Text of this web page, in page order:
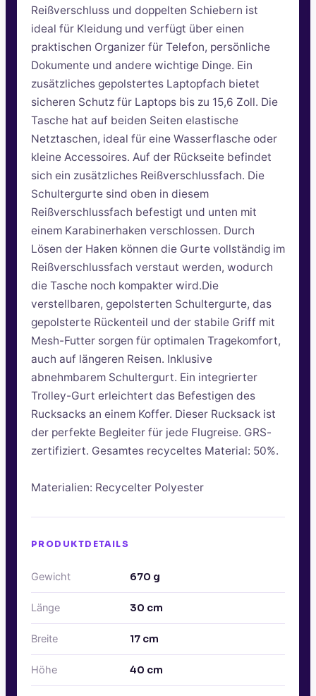
Reißverschluss und doppelten Schiebern ist
ideal für Kleidung und verfügt über einen
praktischen Organizer für Telefon, persönliche
Dokumente und andere wichtige Dinge. Ein
zusätzliches gepolstertes Laptopfach bietet
sicheren Schutz für Laptops bis zu 15,6 Zoll. Die
Tasche hat auf beiden Seiten elastische
Netztaschen, ideal für eine Wasserflasche oder
kleine Accessoires. Auf der Rückseite befindet
sich ein zusätzliches Reißverschlussfach. Die
Schultergurte sind oben in diesem
Reißverschlussfach befestigt und unten mit
einem Karabinerhaken verschlossen. Durch
Lösen der Haken können die Gurte vollständig im
Reißverschlussfach verstaut werden, wodurch
die Tasche noch kompakter wird.Die
verstellbaren, gepolsterten Schultergurte, das
gepolsterte Rückenteil und der stabile Griff mit
Mesh-Futter sorgen für optimalen Tragekomfort,
auch auf längeren Reisen. Inklusive
abnehmbarem Schultergurt. Ein integrierter
Trolley-Gurt erleichtert das Befestigen des
Rucksacks an einem Koffer. Dieser Rucksack ist
der perfekte Begleiter für jede Flugreise. GRS-
zertifiziert. Gesamtes recyceltes Material: 50%.
Materialien: Recycelter Polyester
PRODUKTDETAILS
Gewicht 670 g
Länge 30 cm
Breite 17 cm
Höhe 40 cm